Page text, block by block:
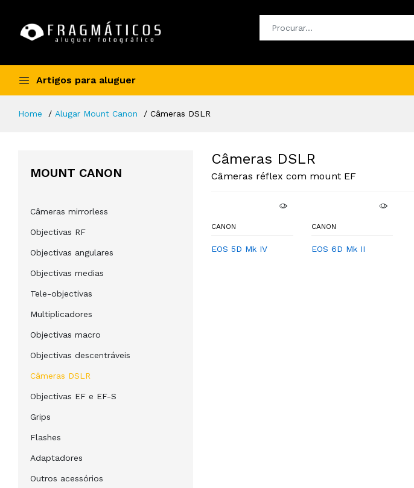
Artigos para aluguer
Home Alugar Mount Canon Câmeras DSLR
MOUNT CANON
Câmeras mirrorless
Objectivas RF
Objectivas angulares
Objectivas medias
Tele-objectivas
Multiplicadores
Objectivas macro
Objectivas descentráveis
Câmeras DSLR
Objectivas EF e EF-S
Grips
Flashes
Adaptadores
Outros acessórios
Câmeras DSLR
Câmeras réflex com mount EF
CANON
EOS 5D Mk IV
CANON
EOS 6D Mk II